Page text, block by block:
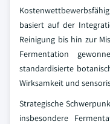
basiert auf der
Reinigung bis hin zur
Fermentation
standardisierte
Wirksamkeit und
Strategische
insbesondere